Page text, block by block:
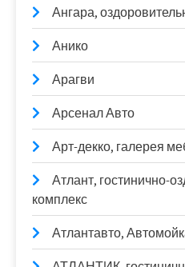
Ангара,
Анико
Арагви
Арсенал Авто
Арт-декко, галерея
Атлант, гостинично-
комплекс
Атлантавто,